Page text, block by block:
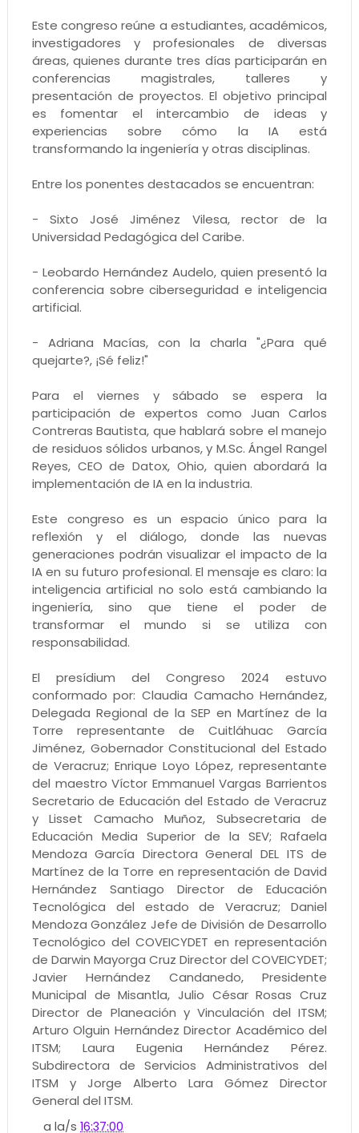
Este congreso reúne a estudiantes, académicos,
investigadores y profesionales de diversas
áreas, quienes durante tres días participarán en
conferencias magistrales, talleres y
presentación de proyectos. El objetivo principal
es fomentar el intercambio de ideas y
experiencias sobre cómo la IA está
transformando la ingeniería y otras disciplinas.
Entre los ponentes destacados se encuentran:
- Sixto José Jiménez Vilesa, rector de la
Universidad Pedagógica del Caribe.
- Leobardo Hernández Audelo, quien presentó la
conferencia sobre ciberseguridad e inteligencia
artificial.
- Adriana Macías, con la charla "¿Para qué
quejarte?, ¡Sé feliz!"
Para el viernes y sábado se espera la
participación de expertos como Juan Carlos
Contreras Bautista, que hablará sobre el manejo
de residuos sólidos urbanos, y M.Sc. Ángel Rangel
Reyes, CEO de Datox, Ohio, quien abordará la
implementación de IA en la industria.
Este congreso es un espacio único para la
reflexión y el diálogo, donde las nuevas
generaciones podrán visualizar el impacto de la
IA en su futuro profesional. El mensaje es claro: la
inteligencia artificial no solo está cambiando la
ingeniería, sino que tiene el poder de
transformar el mundo si se utiliza con
responsabilidad.
El presídium del Congreso 2024 estuvo
conformado por: Claudia Camacho Hernández,
Delegada Regional de la SEP en Martínez de la
Torre representante de Cuitláhuac García
Jiménez, Gobernador Constitucional del Estado
de Veracruz; Enrique Loyo López, representante
del maestro Víctor Emmanuel Vargas Barrientos
Secretario de Educación del Estado de Veracruz
y Lisset Camacho Muñoz, Subsecretaria de
Educación Media Superior de la SEV; Rafaela
Mendoza García Directora General DEL ITS de
Martínez de la Torre en representación de David
Hernández Santiago Director de Educación
Tecnológica del estado de Veracruz; Daniel
Mendoza González Jefe de División de Desarrollo
Tecnológico del COVEICYDET en representación
de Darwin Mayorga Cruz Director del COVEICYDET;
Javier Hernández Candanedo, Presidente
Municipal de Misantla, Julio César Rosas Cruz
Director de Planeación y Vinculación del ITSM;
Arturo Olguin Hernández Director Académico del
ITSM; Laura Eugenia Hernández Pérez.
Subdirectora de Servicios Administrativos del
ITSM y Jorge Alberto Lara Gómez Director
General del ITSM.
a la/s16:37:00